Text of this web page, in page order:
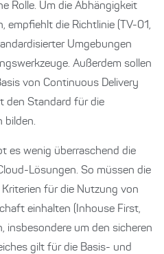
Rolle. Um die Abhängigkeit
empfiehlt die Richtlinie (TV-01,
Umgebungen
Außerdem sollen
von Continuous Delivery
den Standard für die
bilden.
es wenig überraschend die
Lösungen. So müssen die
für die Nutzung von
einhalten (Inhouse First,
insbesondere um den sicheren
gilt für die Basis- und